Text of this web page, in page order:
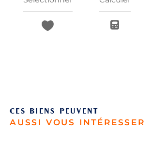
CES BIENS PEUVENT
AUSSI VOUS INTÉRESSER